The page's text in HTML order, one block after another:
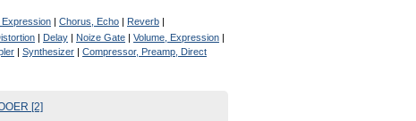
Expression | Chorus, Echo | Reverb |
| Delay | Noize Gate | Volume, Expression |
| Synthesizer | Compressor, Preamp, Direct
[2]